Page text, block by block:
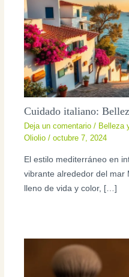
Cuidado italiano:
Deja un comentario / Belleza
Oliolio/octubre 7, 2024
El estilo mediterráneo en
vibrante alrededor del mar
lleno de vida y color, […]